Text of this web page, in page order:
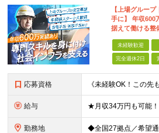
【上場グルー
手に】 年収600
据えて働ける整
未経験歓迎
完全週休2日
応募資格
給与
勤務地